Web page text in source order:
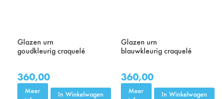
Glazen urn
goudkleurig craquelé
360,00
Meer
In Winkelwagen
Glazen urn
blauwkleurig craquelé
360,00
Meer
In Winkelwagen